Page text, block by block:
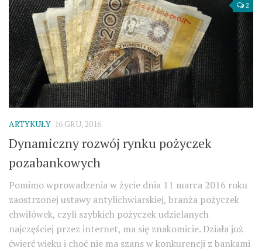
2
ARTYKUŁY 16 GRU, 2016
Dynamiczny rozwój rynku pożyczek
pozabankowych
Pomimo wprowadzenia w życie dnia 11 marca 2016 roku
zaostrzonej ustawy antylichwiarskiej, branża pożyczek
chwilówek, czyli szybkich pożyczek udzielanych
najczęściej przez internet, ma się znakomicie. Działa już
ćwierć wieku i choć nie ma szans w konkurencji z bankami